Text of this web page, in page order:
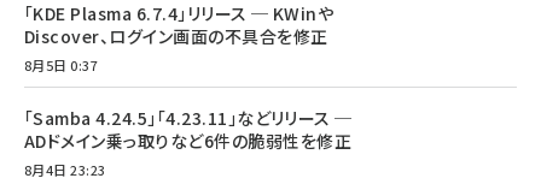
「KDE Plasma 6.7.4」リリース ─ KWinや
Discover、ログイン画面の不具合を修正
8月5日 0:37
「Samba 4.24.5」「4.23.11」などリリース ─
ADドメイン乗っ取りなど6件の脆弱性を修正
8月4日 23:23